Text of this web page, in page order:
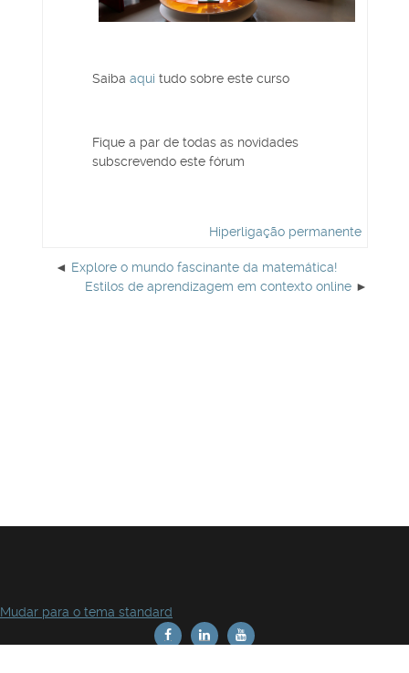
Saiba aqui tudo sobre este curso
Fique a par de todas as novidades
subscrevendo este fórum
Hiperligação permanente
Explore o mundo fascinante da matemática!
Estilos de aprendizagem em contexto online
Mudar para o tema standard